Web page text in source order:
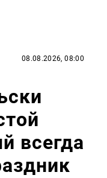
08.08.2026, 08:00
всегда